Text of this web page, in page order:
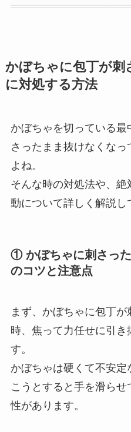
かぼちゃに包丁が刺
に対処する方法
かぼちゃを切っている最
さったまま抜けなくな
よね。
そんな時の対処法や、
動について詳しく解説し
① かぼちゃに刺さっ
のコツと注意点
まず、かぼちゃに包丁
時、焦って力任せに引
す。
かぼちゃは硬くて不安
こうとすると手を滑ら
性があります。